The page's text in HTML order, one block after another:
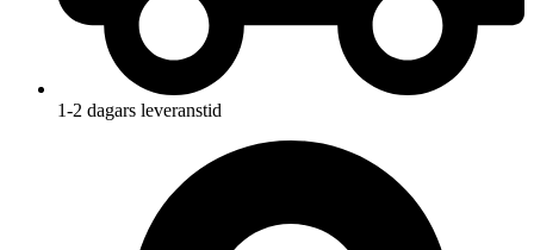
1-2 dagars leveranstid